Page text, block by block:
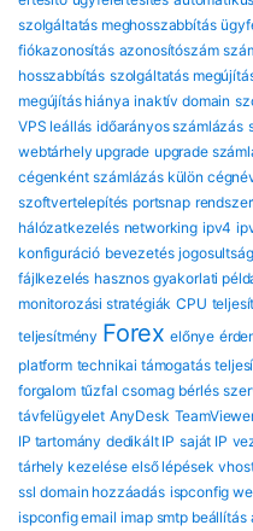
szolgáltatás meghosszabbítás
fiókazonosítás azonosítószám
hosszabbítás szolgáltatás
megújítás hiánya inaktív domain
VPS leállás időarányos számlázás
webtárhely upgrade upgrade
cégenként számlázás külön
szoftvertelepítés portsnap
hálózatkezelés networking ipv4
konfiguráció bevezetés jogosultság
fájlkezelés hasznos gyakorlati
monitorozási stratégiák CPU
teljesítmény Forex előnye
platform technikai támogatás
forgalom tűzfal csomag bérlés
távfelügyelet AnyDesk
IP tartomány dedikált IP saját IP
tárhely kezelése első lépések
ssl domain hozzáadás ispconfig
ispconfig email imap smtp beállítás